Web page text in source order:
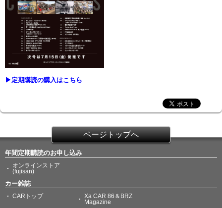
▶定期購読の購入はこちら
ページトップへ
年間定期購読のお申し込み
オンラインストア
(fujisan)
カー雑誌
CARトップ
Xa CAR 86＆BRZ
Magazine